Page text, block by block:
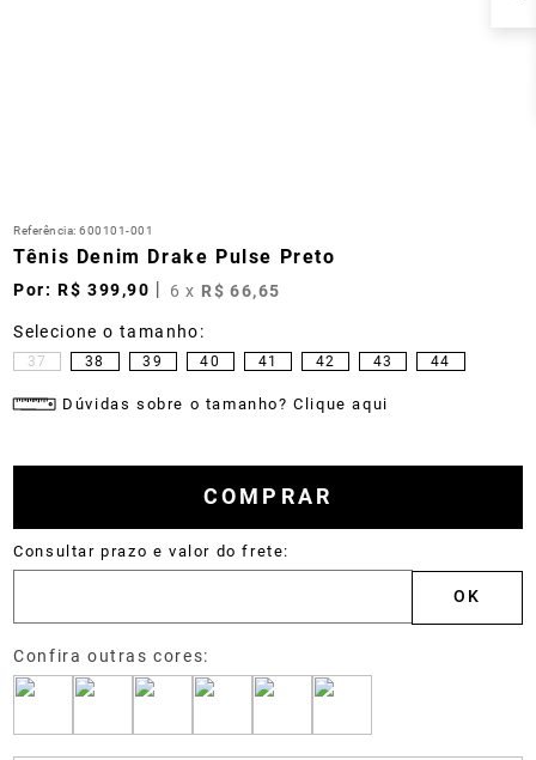
Referência:600101-001
Tênis Denim Drake Pulse Preto
R$ 399,90 6 x R$ 66,65
37 38 39 40 41 42 43 44
Dúvidas sobre o tamanho? Clique aqui
COMPRAR